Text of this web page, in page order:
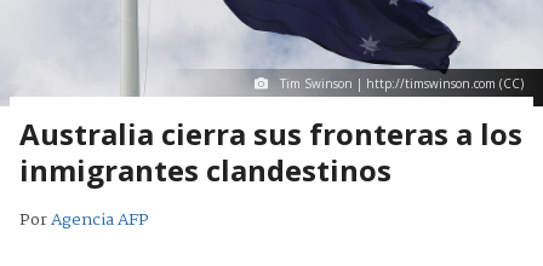
Tim Swinson | http://timswinson.com (CC)
Australia cierra sus fronteras a los
inmigrantes clandestinos
PorAgencia AFP